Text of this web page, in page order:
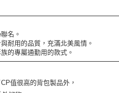
名。
耐用的品質，充滿北美風情。
的專屬通勤用的款式。
值很高的背包製品外，